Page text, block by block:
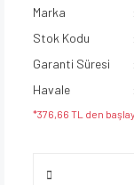
Marka
Stok Kodu
Garanti Süresi
Havale
*376,66 TL den